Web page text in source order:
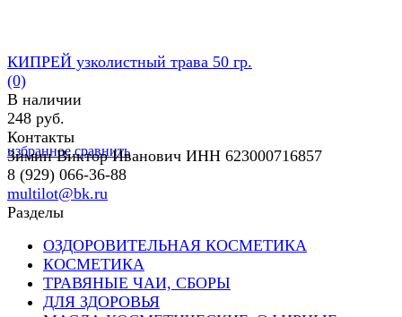
избранное сравнить
КИПРЕЙ узколистный трава 50 гр.
(0)
В наличии
248 руб.
Контакты
Зимин Виктор Иванович ИНН 623000716857
8 (929) 066-36-88
multilot@bk.ru
Разделы
ОЗДОРОВИТЕЛЬНАЯ КОСМЕТИКА
КОСМЕТИКА
ТРАВЯНЫЕ ЧАИ, СБОРЫ
ДЛЯ ЗДОРОВЬЯ